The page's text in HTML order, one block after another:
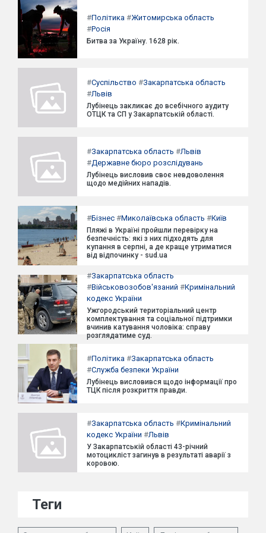
#Політика #Житомирська область
#Росія
Битва за Україну. 1628 рік.
#Суспільство #Закарпатська область
#Львів
Лубінець закликає до всебічного аудиту
ОТЦК та СП у Закарпатській області.
#Закарпатська область #Львів
#Державне бюро розслідувань
Лубінець висловив своє невдоволення
щодо медійних нападів.
#Бізнес #Миколаївська область #Київ
Пляжі в Україні пройшли перевірку на
безпечність: які з них підходять для
купання в серпні, а де краще утриматися
від відпочинку - sud.ua
#Закарпатська область
#Військовозобов'язаний #Кримінальний
кодекс України
Ужгородський територіальний центр
комплектування та соціальної підтримки
вчинив катування чоловіка: справу
розглядатиме суд.
#Політика #Закарпатська область
#Служба безпеки України
Лубінець висловився щодо інформації про
ТЦК після розкриття правди.
#Закарпатська область #Кримінальний
кодекс України #Львів
У Закарпатській області 43-річний
мотоцикліст загинув в результаті аварії з
коровою.
Теги